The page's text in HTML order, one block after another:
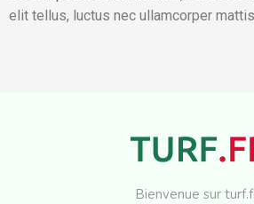
elit tellus, luctus nec ullamcorper
Bienvenue sur